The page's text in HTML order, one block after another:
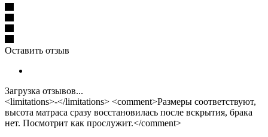
Оставить отзыв
Загрузка отзывов...
<limitations>-</limitations> <comment>Размеры соответствуют,
высота матраса сразу восстановилась после вскрытия, брака
нет. Посмотрит как прослужит.</comment>